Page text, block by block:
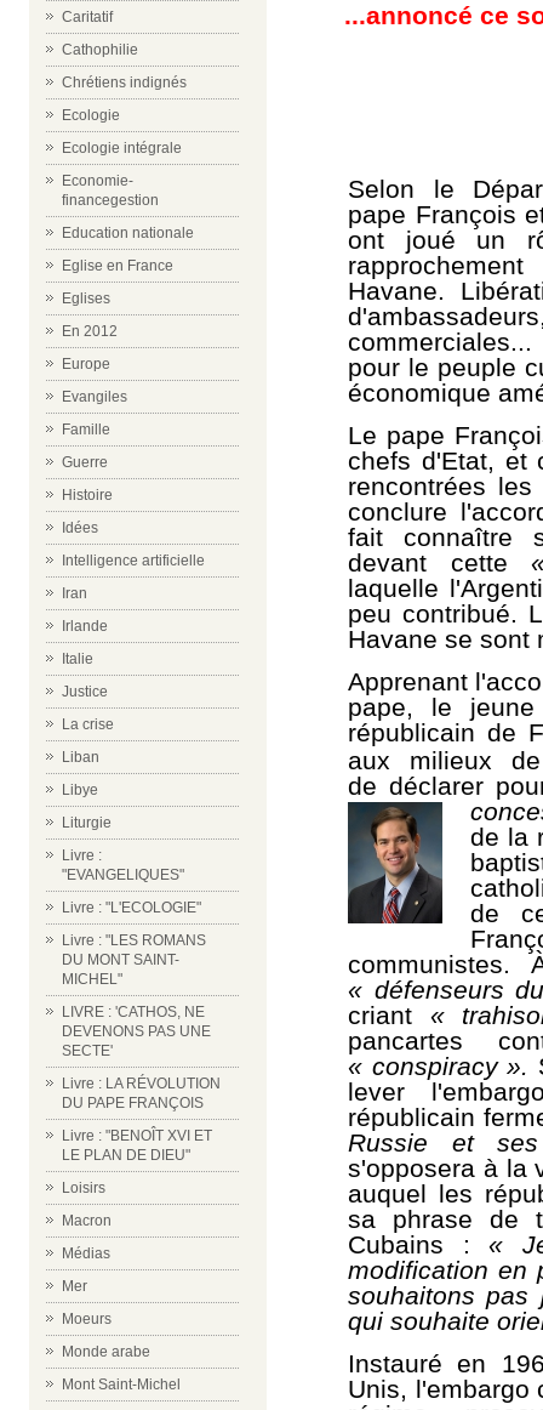
Caritatif
Cathophilie
Chrétiens indignés
Ecologie
Ecologie intégrale
Economie-
financegestion
Education nationale
Eglise en France
Eglises
En 2012
Europe
Evangiles
Famille
Guerre
Histoire
Idées
Intelligence artificielle
Iran
Irlande
Italie
Justice
La crise
Liban
Libye
Liturgie
Livre :
"EVANGELIQUES"
Livre : "L'ECOLOGIE"
Livre : "LES ROMANS
DU MONT SAINT-
MICHEL"
LIVRE : 'CATHOS, NE
DEVENONS PAS UNE
SECTE'
Livre : LA RÉVOLUTION
DU PAPE FRANÇOIS
Livre : "BENOÎT XVI ET
LE PLAN DE DIEU"
Loisirs
Macron
Médias
Mer
Moeurs
Monde arabe
Mont Saint-Michel
...annoncé ce
Selon le
pape François
ont joué un
Havane.
pour le peuple
économique
Le pape
chefs d'Etat, et
rencontrées
conclure
fait
devant cette
laquelle
peu contribué.
Havane se sont
Apprenant
pape, le
républicain de
aux milieux
de déclarer
de la
de
communistes.
« défenseurs
criant «
pancartes
« conspiracy ».
lever
républicain
Russie et
s'opposera à la
auquel les
sa phrase de
Cubains :«
modification en
souhaitons pas
qui souhaite
Instauré en
Unis, l'embargo